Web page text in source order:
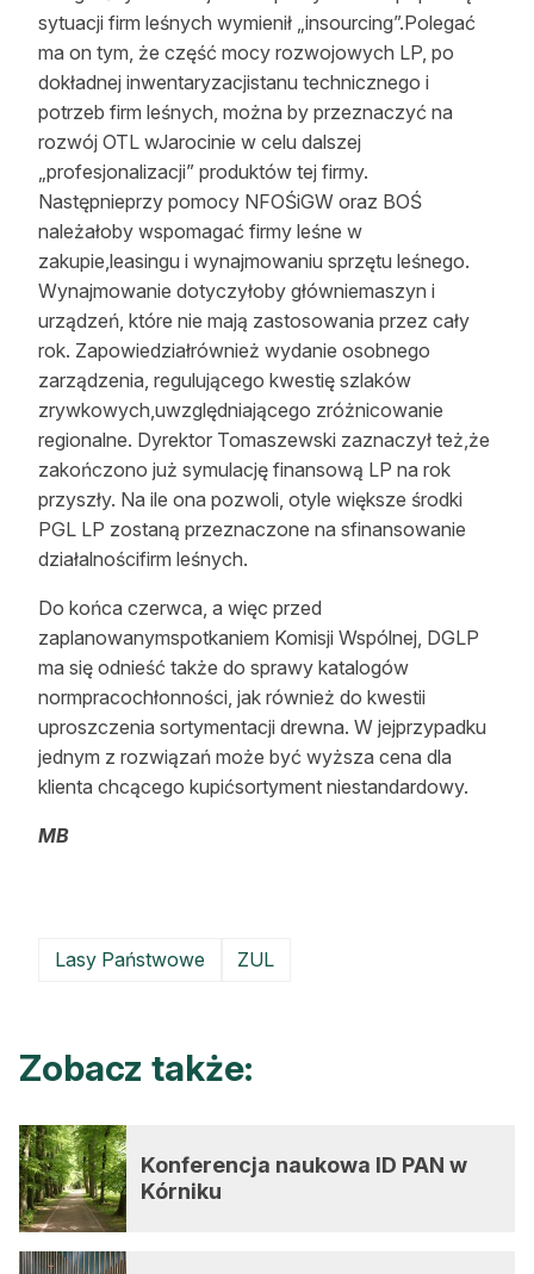
sytuacji firm leśnych wymienił „insourcing”.Polegać
ma on tym, że część mocy rozwojowych LP, po
dokładnej inwentaryzacjistanu technicznego i
potrzeb firm leśnych, można by przeznaczyć na
rozwój OTL wJarocinie w celu dalszej
„profesjonalizacji” produktów tej firmy.
Następnieprzy pomocy NFOŚiGW oraz BOŚ
należałoby wspomagać firmy leśne w
zakupie,leasingu i wynajmowaniu sprzętu leśnego.
Wynajmowanie dotyczyłoby główniemaszyn i
urządzeń, które nie mają zastosowania przez cały
rok. Zapowiedziałrównież wydanie osobnego
zarządzenia, regulującego kwestię szlaków
zrywkowych,uwzględniającego zróżnicowanie
regionalne. Dyrektor Tomaszewski zaznaczył też,że
zakończono już symulację finansową LP na rok
przyszły. Na ile ona pozwoli, otyle większe środki
PGL LP zostaną przeznaczone na sfinansowanie
działalnościfirm leśnych.
Do końca czerwca, a więc przed
zaplanowanymspotkaniem Komisji Wspólnej, DGLP
ma się odnieść także do sprawy katalogów
normpracochłonności, jak również do kwestii
uproszczenia sortymentacji drewna. W jejprzypadku
jednym z rozwiązań może być wyższa cena dla
klienta chcącego kupićsortyment niestandardowy.
MB
Lasy Państwowe ZUL
Zobacz także:
Konferencja naukowa ID PAN w
Kórniku